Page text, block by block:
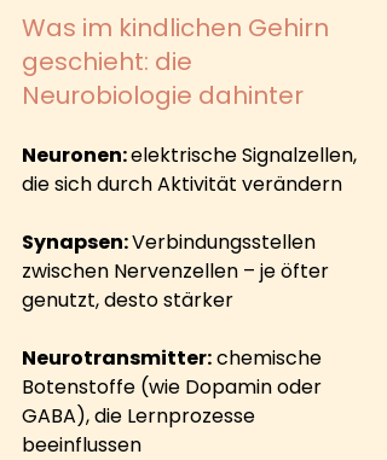
Was im kindlichen Gehirn
geschieht: die
Neurobiologie dahinter
Neuronen: elektrische Signalzellen,
die sich durch Aktivität verändern
Synapsen: Verbindungsstellen
zwischen Nervenzellen – je öfter
genutzt, desto stärker
Neurotransmitter: chemische
Botenstoffe (wie Dopamin oder
GABA), die Lernprozesse
beeinflussen